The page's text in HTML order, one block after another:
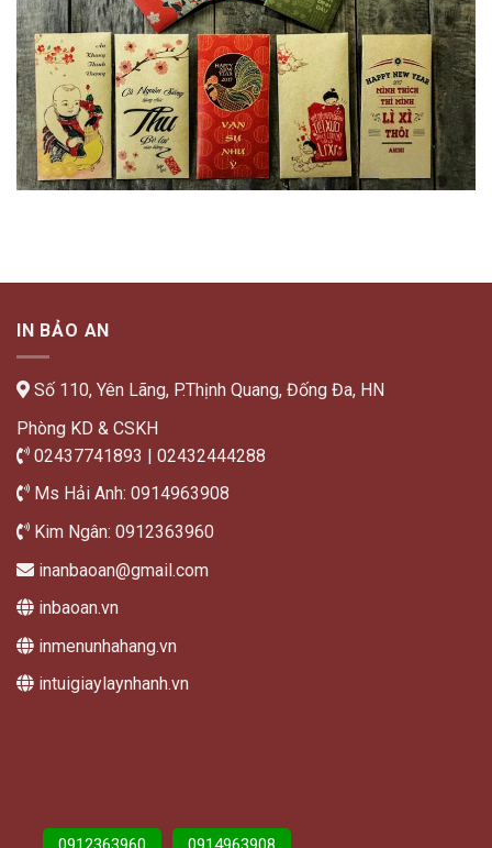
IN BẢO AN
Số 110, Yên Lãng, P.Thịnh Quang, Đống Đa, HN
Phòng KD & CSKH
02437741893 | 02432444288
Ms Hải Anh: 0914963908
Kim Ngân: 0912363960
inanbaoan@gmail.com
inbaoan.vn
inmenunhahang.vn
intuigiaylaynhanh.vn